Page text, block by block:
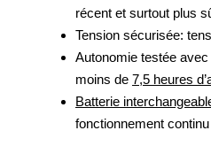
récent et surtout plus
Tension sécurisée:
Autonomie testée
moins de 7,5 heures
Batterie
fonctionnement